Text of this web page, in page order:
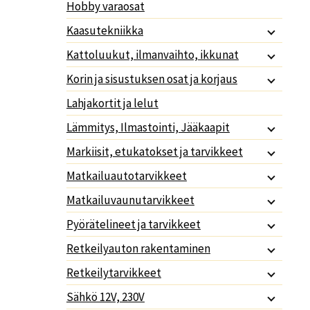
Hobby varaosat
Kaasutekniikka
Kattoluukut, ilmanvaihto, ikkunat
Korin ja sisustuksen osat ja korjaus
Lahjakortit ja lelut
Lämmitys, Ilmastointi, Jääkaapit
Markiisit, etukatokset ja tarvikkeet
Matkailuautotarvikkeet
Matkailuvaunutarvikkeet
Pyörätelineet ja tarvikkeet
Retkeilyauton rakentaminen
Retkeilytarvikkeet
Sähkö 12V, 230V